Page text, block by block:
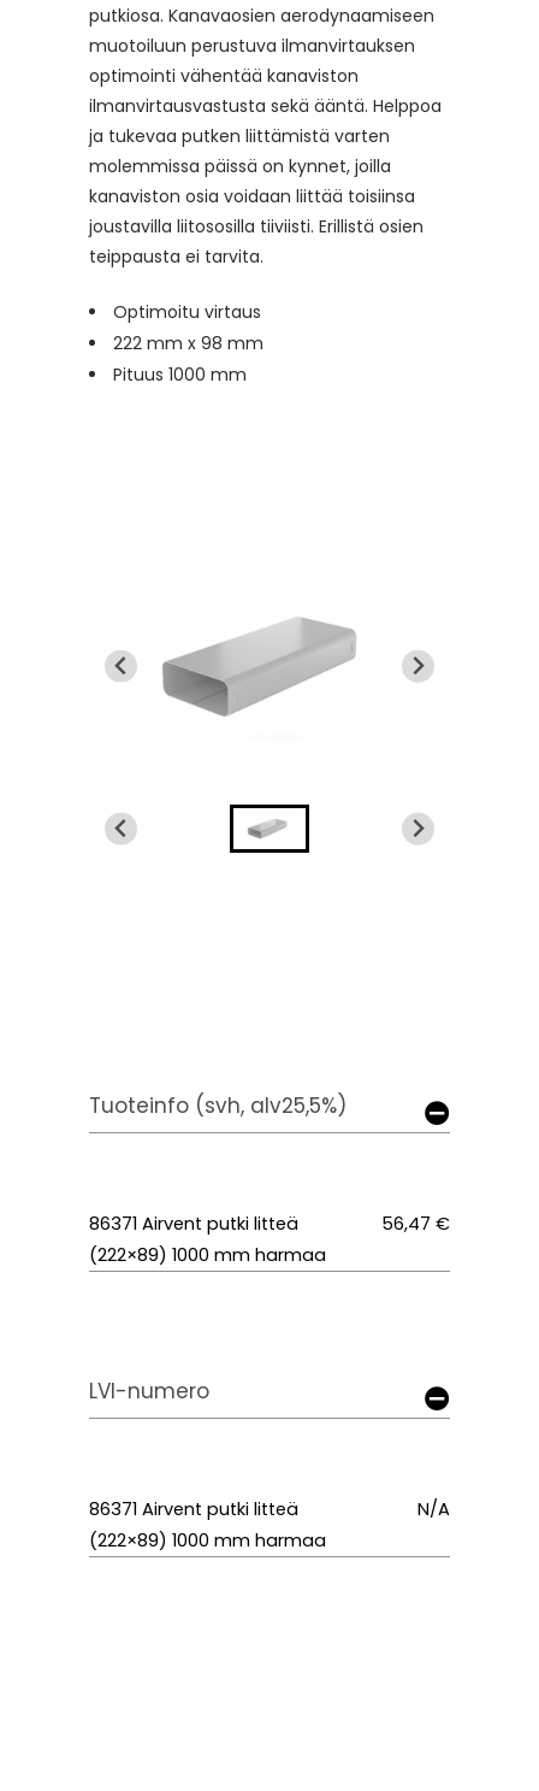
putkiosa. Kanavaosien aerodynaamiseen
muotoiluun perustuva ilmanvirtauksen
optimointi vähentää kanaviston
ilmanvirtausvastusta sekä ääntä. Helppoa
ja tukevaa putken liittämistä varten
molemmissa päissä on kynnet, joilla
kanaviston osia voidaan liittää toisiinsa
joustavilla liitososilla tiiviisti. Erillistä osien
teippausta ei tarvita.
Optimoitu virtaus
222 mm x 98 mm
Pituus 1000 mm
Tuoteinfo (svh, alv25,5%)
86371 Airvent putki litteä
(222×89) 1000 mm harmaa
56,47 €
LVI-numero
86371 Airvent putki litteä
(222×89) 1000 mm harmaa
N/A